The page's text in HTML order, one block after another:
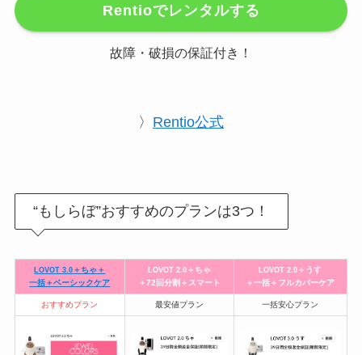
Rentioでレンタルする
故障・破損の保証付き！
〉 Rentio公式
“もしらぼ”おすすめのプランは3つ！
LOVOT 3.0 ＋ちゃ＋
一括＋ベーシックケア
LOVOT 2.0＋ちゃ
＋72回分割＋スマート
LOVOT 2.0 ＋うす
＋一括＋フルカバーケア
おすすめプラン 最安値プラン 一括安心プラン